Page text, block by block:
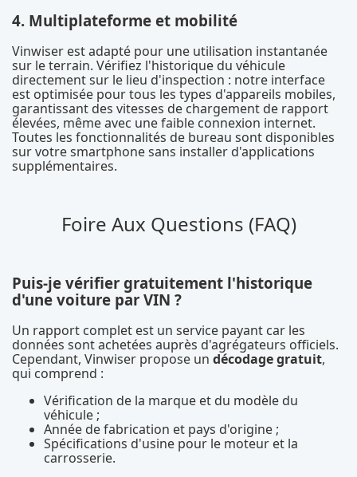
4. Multiplateforme et mobilité
Vinwiser est adapté pour une utilisation instantanée
sur le terrain. Vérifiez l'historique du véhicule
directement sur le lieu d'inspection : notre interface
est optimisée pour tous les types d'appareils mobiles,
garantissant des vitesses de chargement de rapport
élevées, même avec une faible connexion internet.
Toutes les fonctionnalités de bureau sont disponibles
sur votre smartphone sans installer d'applications
supplémentaires.
Foire Aux Questions (FAQ)
Puis-je vérifier gratuitement l'historique
d'une voiture par VIN ?
Un rapport complet est un service payant car les
données sont achetées auprès d'agrégateurs officiels.
Cependant, Vinwiser propose un décodage gratuit,
qui comprend :
Vérification de la marque et du modèle du
véhicule ;
Année de fabrication et pays d'origine ;
Spécifications d'usine pour le moteur et la
carrosserie.